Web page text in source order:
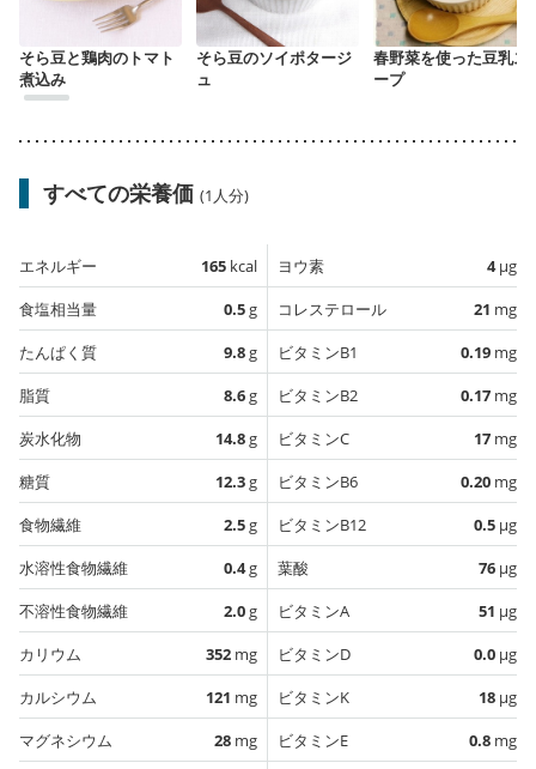
そら豆と鶏肉のトマト
煮込み
そら豆のソイポタージ
ュ
春野菜を使った豆乳ス
ープ
すべての栄養価 (1人分)
エネルギー 165 kcal
食塩相当量
0.5g
たんぱく質
9.8g
脂質
8.6g
炭水化物
14.8g
糖質
12.3g
食物繊維
2.5g
水溶性食物繊維
0.4g
不溶性食物繊維
2.0g
カリウム
352 mg
カルシウム
121 mg
マグネシウム
28 mg
ヨウ素 4µg
コレステロール
21 mg
ビタミンB1
0.19 mg
ビタミンB2
0.17 mg
ビタミンC
17 mg
ビタミンB6
0.20 mg
ビタミンB12
0.5 µg
葉酸
76 µg
ビタミンA
51 µg
ビタミンD
0.0 µg
ビタミンK
18 µg
ビタミンE
0.8 mg